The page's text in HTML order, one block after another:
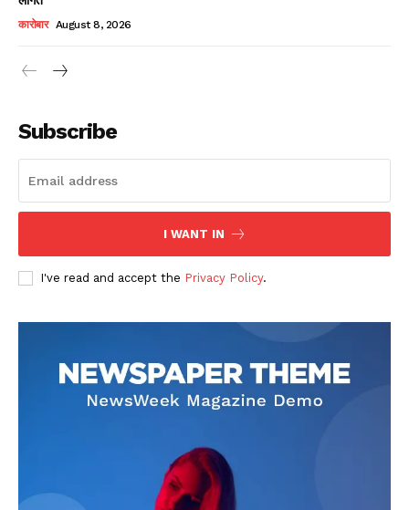
कारोबार August 8, 2026
Subscribe
I WANT IN
I've read and accept the Privacy Policy.